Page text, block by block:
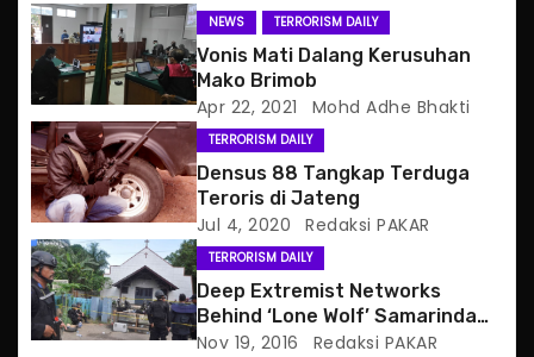
g
a
t
i
o
n
NEWS TERRORISM DAILY
Vonis Mati Dalang Kerusuhan
Mako Brimob
Apr 22, 2021 Mohd Adhe Bhakti
TERRORISM DAILY
Densus 88 Tangkap Terduga
Teroris di Jateng
Jul 4, 2020 Redaksi PAKAR
TERRORISM DAILY
Deep Extremist Networks
Behind ‘Lone Wolf’ Samarinda
Church Attacker
Nov 19, 2016 Redaksi PAKAR